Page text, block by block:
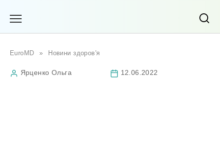
EuroMD » Новини здоров'я
Ярценко Ольга 12.06.2022